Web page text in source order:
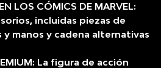
LOS CÓMICS DE MARVEL:
incluidas piezas de
manos y cadena alternativas
La figura de acción